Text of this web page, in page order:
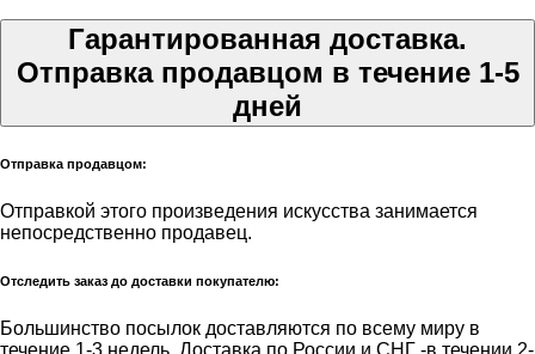
Гарантированная доставка.
Отправка продавцом в течение 1-5
дней
Отправка продавцом:
Отправкой этого произведения искусства занимается
непосредственно продавец.
Отследить заказ до доставки покупателю:
Большинство посылок доставляются по всему миру в